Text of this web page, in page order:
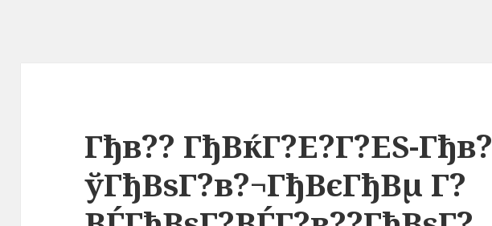
Гђв?? ГђВќГ?Е?Г?ЕЅ-Гђв?
ўГђВѕГ?в?¬ГђВєГђВµ Г?